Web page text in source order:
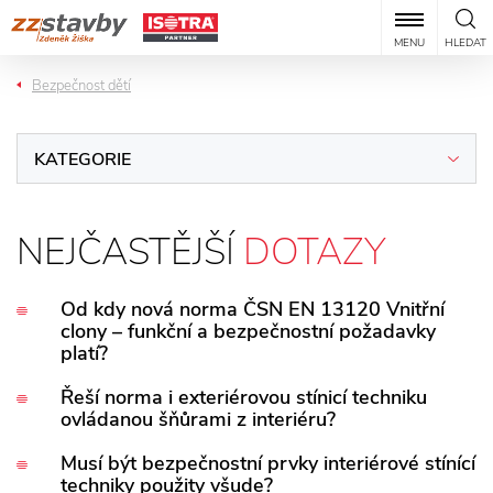
HLEDAT
MENU
Bezpečnost dětí
KATEGORIE
NEJČASTĚJŠÍ DOTAZY
Od kdy nová norma ČSN EN 13120 Vnitřní
clony – funkční a bezpečnostní požadavky
platí?
Nová norma vyšla 1. 8. 2014 a na národních úrovních
je platná od 1. 9. 2014.
Řeší norma i exteriérovou stínicí techniku
ovládanou šňůrami z interiéru?
Na exteriérovou stínící techniku se norma nevztahuje.
Musí být bezpečnostní prvky interiérové stínící
techniky použity všude?